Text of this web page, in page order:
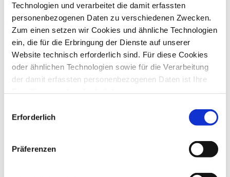
Technologien und verarbeitet die damit erfassten
personenbezogenen Daten zu verschiedenen Zwecken.
Zum einen setzen wir Cookies und ähnliche Technologien
ein, die für die Erbringung der Dienste auf unserer
Website technisch erforderlich sind. Für diese Cookies
oder ähnlichen Technologien sowie für die Verarbeitung
der damit erfassten personenbezogenen Daten ist Ihre
mit Ihrer ausdrücklichen Einwilligung einsetzen und die
Erforderlich
Präferenzen
E-Mail +49 228 81000 0